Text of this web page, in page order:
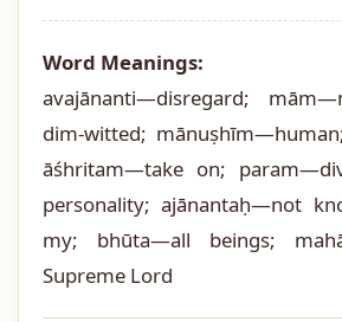
Word Meanings:
avajānanti—disregard;
dim-witted;
āśhritam—take on;
personality; ajānantaḥ—not
my; bhūta—all beings;
Supreme Lord